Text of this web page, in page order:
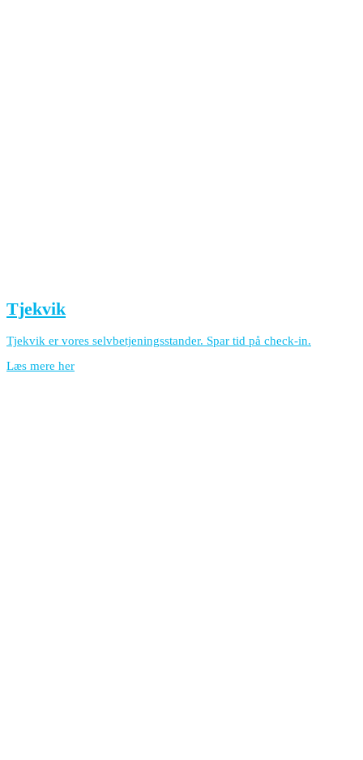
Tjekvik
Tjekvik er vores selvbetjeningsstander. Spar tid på check-in.
Læs mere her